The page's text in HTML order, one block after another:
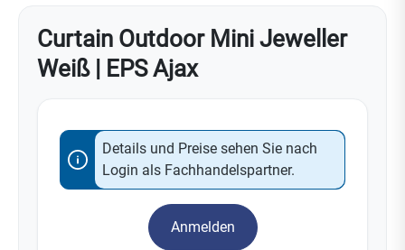
Curtain Outdoor Mini Jeweller
Weiß | EPS Ajax
Details und Preise sehen Sie nach
Login als Fachhandelspartner.
Anmelden